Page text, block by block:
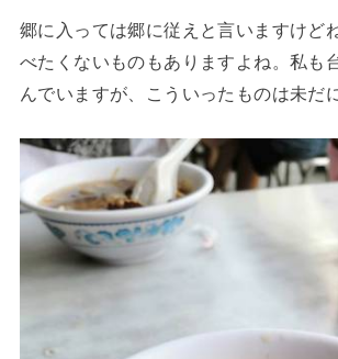
郷に入っては郷に従えと言いますけど
べたくないものもありますよね。私も
んでいますが、こういったものは未だ